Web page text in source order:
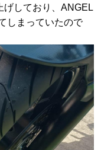
げしており、ANGEL
しまっていたので